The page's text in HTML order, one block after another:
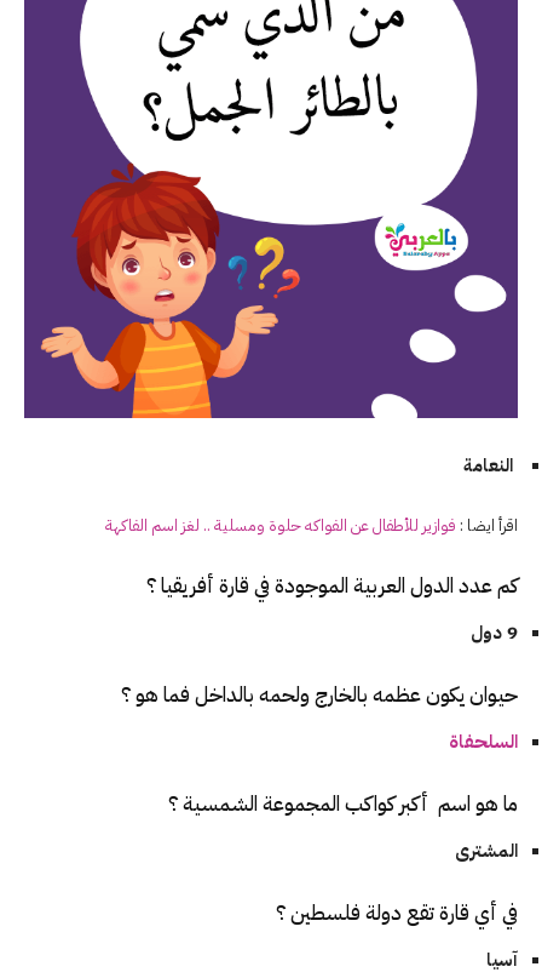
النعامة
اقرأ ايضا : فوازير للأطفال عن الفواكه حلوة ومسلية .. لغز اسم الفاكهة
كم عدد الدول العربية الموجودة في قارة أفريقيا ؟
9 دول
حيوان يكون عظمه بالخارج ولحمه بالداخل فما هو ؟
السلحفاة
ما هو اسم أكبر كواكب المجموعة الشمسية ؟
المشترى
في أي قارة تقع دولة فلسطين ؟
آسيا